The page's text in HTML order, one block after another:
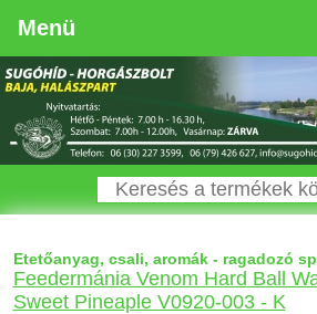
Menü
Etetőanyag, csali, aromák - ragadozó
Feedermánia Venom Hard Ball
Sweet Pineaple V0920-003 - K